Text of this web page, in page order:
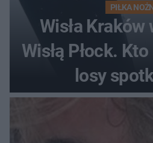
PIŁKA
Wisła Kraków
Wisłą Płock.
losy